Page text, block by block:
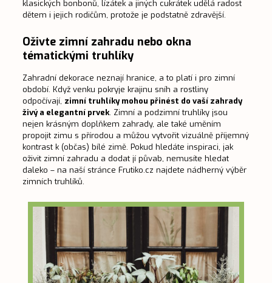
klasických bonbonů, lízátek a jiných cukrátek udělá radost
dětem i jejich rodičům, protože je podstatně zdravější.
Oživte zimní zahradu nebo okna
tématickými truhlíky
Zahradní dekorace neznají hranice, a to platí i pro zimní
období. Když venku pokryje krajinu sníh a rostliny
odpočívají, zimní truhlíkymohou přinést do vaší zahrady
živý a elegantní prvek. Zimní a podzimní truhlíky jsou
nejen krásným doplňkem zahrady, ale také uměním
propojit zimu s přírodou a můžou vytvořit vizuálně příjemný
kontrast k (občas) bílé zimě. Pokud hledáte inspiraci, jak
oživit zimní zahradu a dodat jí půvab, nemusíte hledat
daleko – na naší stránce Frutiko.cz najdete nádherný výběr
zimních truhlíků.